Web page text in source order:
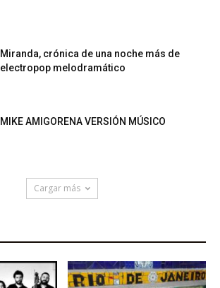
Miranda, crónica de una noche más de
electropop melodramático
MIKE AMIGORENA VERSIÓN MÚSICO
Cargar más